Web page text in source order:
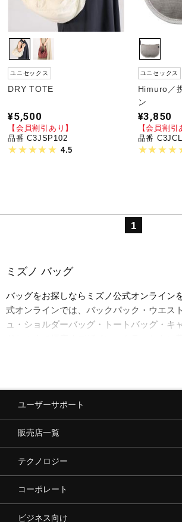
ユニセックス
DRY TOTE
¥5,500
【会員割引あり】
品番 C3JSP102
4.5
ユニセックス
Himuro／
ン
¥3,850
【会員割引
品番
1
ミズノ バッグ
バッグをお探しならミズノ公式オンライン
式オンラインでは、バックパック・ウエス
ュ・ショルダーバッグ・トートバッグ・キ
ユーザーサポート
販売店一覧
テクノロジー
コーポレート
ビジネス向け